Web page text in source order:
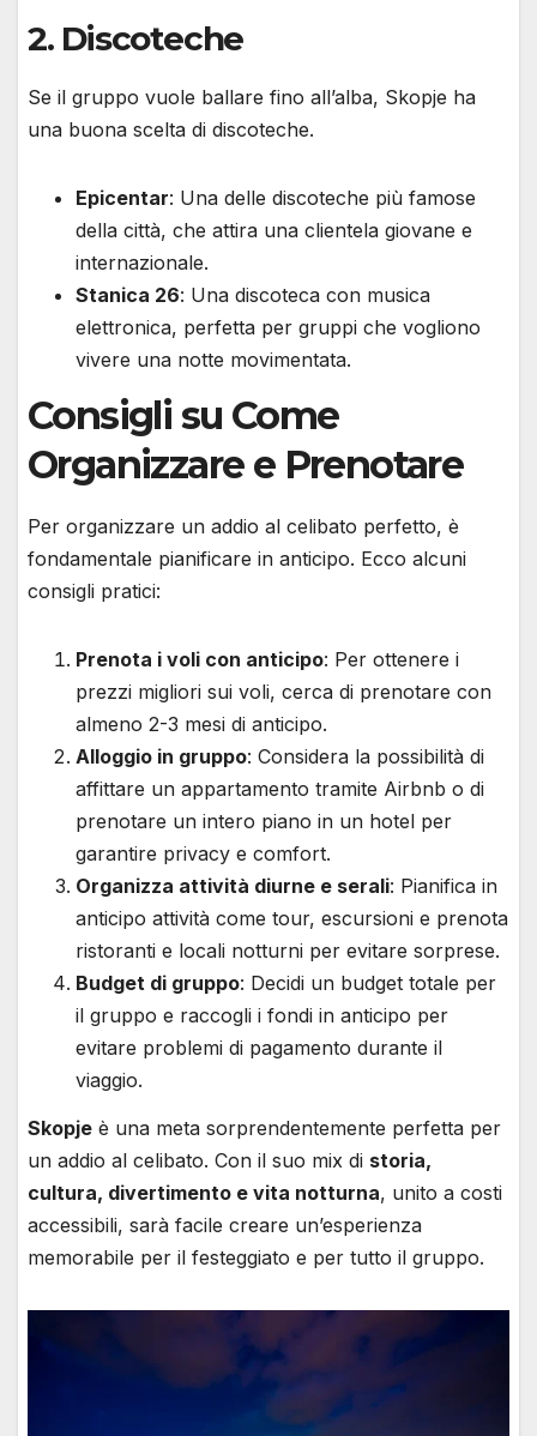
2. Discoteche
Se il gruppo vuole ballare fino all’alba, Skopje ha
una buona scelta di discoteche.
Epicentar: Una delle discoteche più famose
della città, che attira una clientela giovane e
internazionale.
Stanica 26: Una discoteca con musica
elettronica, perfetta per gruppi che vogliono
vivere una notte movimentata.
Consigli su Come
Organizzare e Prenotare
Per organizzare un addio al celibato perfetto, è
fondamentale pianificare in anticipo. Ecco alcuni
consigli pratici:
Prenota i voli con anticipo: Per ottenere i
prezzi migliori sui voli, cerca di prenotare con
almeno 2-3 mesi di anticipo.
Alloggio in gruppo: Considera la possibilità di
affittare un appartamento tramite Airbnb o di
prenotare un intero piano in un hotel per
garantire privacy e comfort.
Organizza attività diurne e serali: Pianifica in
anticipo attività come tour, escursioni e prenota
ristoranti e locali notturni per evitare sorprese.
Budget di gruppo: Decidi un budget totale per
il gruppo e raccogli i fondi in anticipo per
evitare problemi di pagamento durante il
viaggio.
Skopje è una meta sorprendentemente perfetta per
un addio al celibato. Con il suo mix di storia,
cultura, divertimento e vita notturna, unito a costi
accessibili, sarà facile creare un’esperienza
memorabile per il festeggiato e per tutto il gruppo.